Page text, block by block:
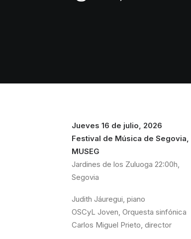
Jueves 16 de julio, 2026
Festival de Música de Segovia,
MUSEG
Jardines de los Zuluoga 22:00h,
Segovia
Judith Jáuregui, piano
OSCyL Joven, Orquesta sinfónica
Carlos Miguel Prieto, director